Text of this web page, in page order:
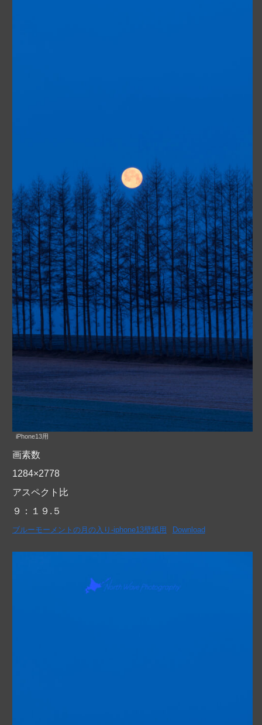
iPhone13用
画素数
1284×2778
アスペクト比
９：１９.５
ブルーモーメントの月の入り-iphone13壁紙用 Download